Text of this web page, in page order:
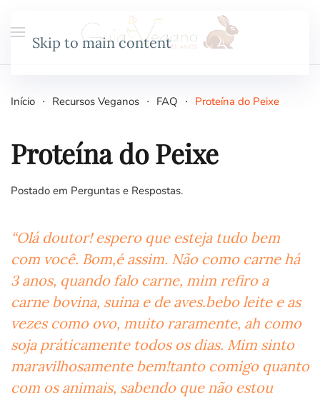
Skip to main content
Início Recursos Veganos FAQ Proteína do Peixe
Proteína do Peixe
Postado em Perguntas e Respostas.
“Olá doutor! espero que esteja tudo bem
com você. Bom,é assim. Não como carne há
3 anos, quando falo carne, mim refiro a
carne bovina, suina e de aves.bebo leite e as
vezes como ovo, muito raramente, ah como
soja práticamente todos os dias. Mim sinto
maravilhosamente bem!tanto comigo quanto
com os animais, sabendo que não estou